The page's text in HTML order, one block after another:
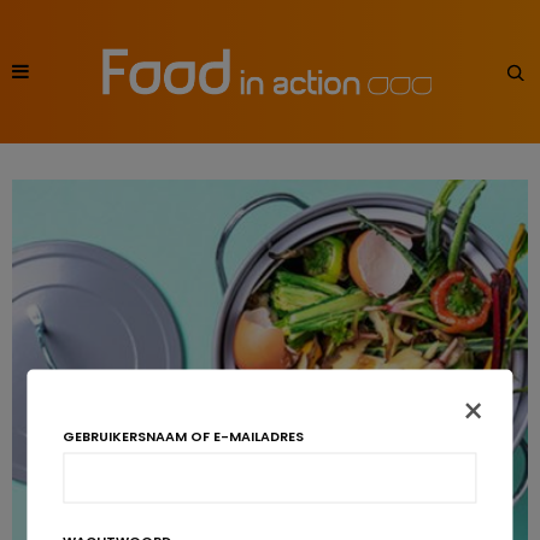
×
GEBRUIKERSNAAM OF E-MAILADRES